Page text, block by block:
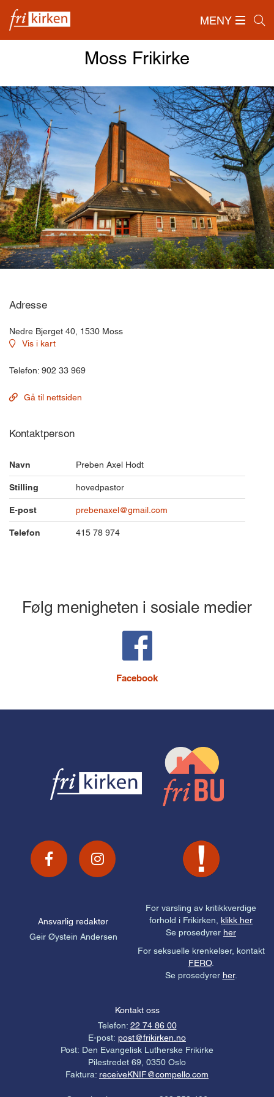
MENY
Forside/Om Frikirken Moss Frikirke
Moss Frikirke
Adresse
Nedre Bjerget 40, 1530 Moss
Vis i kart
Telefon: 902 33 969
Gå til nettsiden
Kontaktperson
Navn Preben Axel Hodt
Stilling hovedpastor
E-post prebenaxel@gmail.com
Telefon 415 78 974
Følg menigheten i sosiale medier
Facebook
Kontakt oss
Telefon: 22 74 86 00
E-post: post@frikirken.no
Post: Den Evangelisk Lutherske Frikirke
Pilestredet 69, 0350 Oslo
Faktura: receiveKNIF@compello.com
Ansvarlig redaktør
Geir Øystein Andersen
For varsling av kritikkverdige
forhold i Frikirken, klikk her
Se prosedyrer her
For seksuelle krenkelser, kontakt
FERO.
Se prosedyrer her.